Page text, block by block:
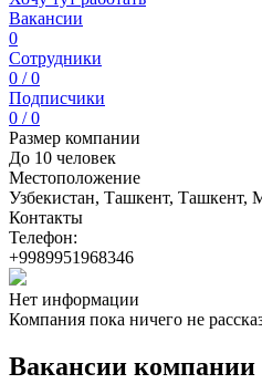
Вакансии
0
Сотрудники
0 / 0
Подписчики
0 / 0
Размер компании
До 10 человек
Местоположение
Узбекистан, Ташкент, Ташкент,
Контакты
Телефон:
+9989951968346
Нет информации
Компания пока ничего не
Вакансии компании